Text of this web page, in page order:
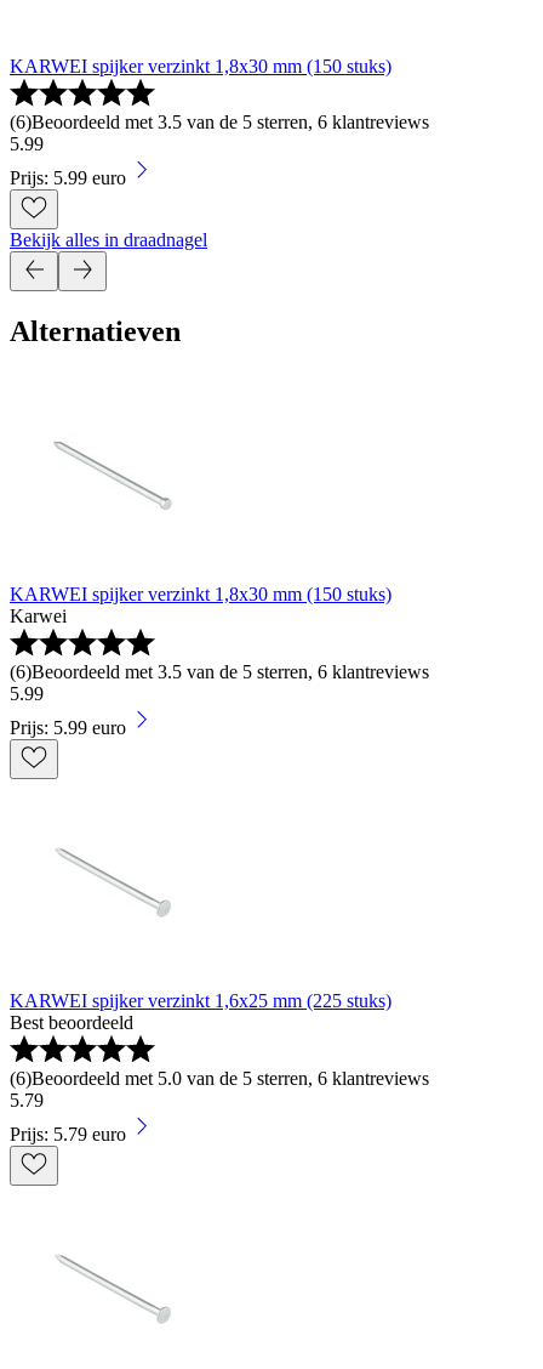
KARWEI spijker verzinkt 1,8x30 mm (150 stuks)
(6)Beoordeeld met 3.5 van de 5 sterren, 6 klantreviews
5.99
Prijs: 5.99 euro
Bekijk alles in draadnagel
Alternatieven
KARWEI spijker verzinkt 1,8x30 mm (150 stuks)
Karwei
(6)Beoordeeld met 3.5 van de 5 sterren, 6 klantreviews
5.99
Prijs: 5.99 euro
KARWEI spijker verzinkt 1,6x25 mm (225 stuks)
Best beoordeeld
(6)Beoordeeld met 5.0 van de 5 sterren, 6 klantreviews
5.79
Prijs: 5.79 euro